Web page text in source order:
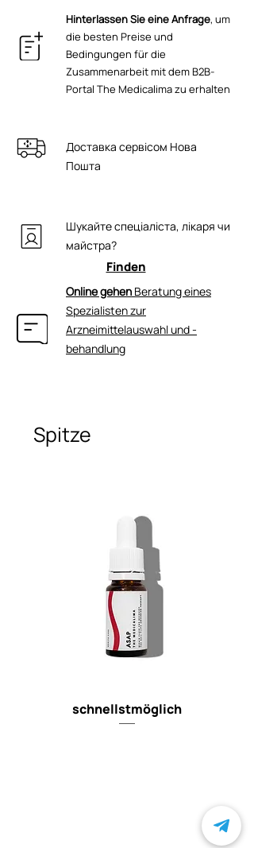
Kreuzpolymer, AC-Kollagen Präpeptid
PF [Tripeptid-29], Myocept,
Natriumhyaluronat [LMW], C-Zink, C-
Kupfer, C-Silber, Triethanolamin,
Phenoxyethanol, Ethylhexylglycerin.
Hinterlassen Sie eine Anfrage, um
die besten Preise und
Bedingungen für die
Zusammenarbeit mit dem B2B-
Portal The Medicalima zu erhalten
Доставка сервісом Нова
Пошта
Шукайте спеціаліста, лікаря чи
майстра?
Finden
Online gehen Beratung eines
Spezialisten zur
Arzneimittelauswahl und -
behandlung
Spitze
schnellstmöglich